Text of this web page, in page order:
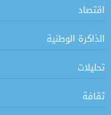
اقتصاد
الذاكرة الوطنية
تحليلات
ثقافة